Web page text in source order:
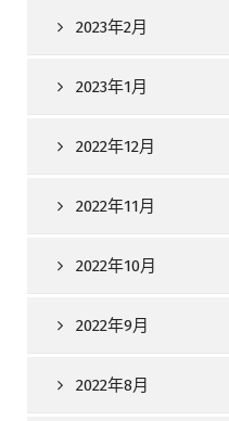
2023年2月
2023年1月
2022年12月
2022年11月
2022年10月
2022年9月
2022年8月